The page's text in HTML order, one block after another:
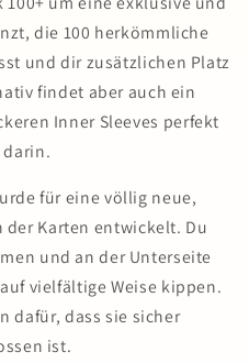
die 100 herkömmliche
und dir zusätzlichen Platz
findet aber auch ein
Inner Sleeves perfekt
darin.
für eine völlig neue,
Karten entwickelt. Du
und an der Unterseite
vielfältige Weise kippen.
dafür, dass sie sicher
ist.